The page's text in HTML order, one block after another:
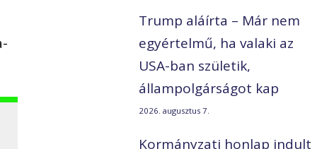
Trump aláírta – Már nem
egyértelmű, ha valaki az
USA-ban születik,
állampolgárságot kap
2026. augusztus 7.
Kormányzati honlap indult